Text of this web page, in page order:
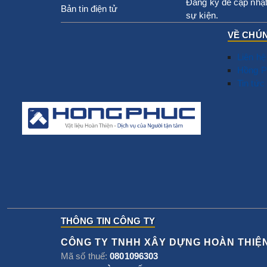
Bản tin điện tử
Đăng ký để cập
sự kiện.
VỀ
Liên hệ
Hồng
Tin tức
THÔNG TIN CÔNG TY
CÔNG TY TNHH XÂY DỰNG HOÀN
Mã số thuế:0801096303